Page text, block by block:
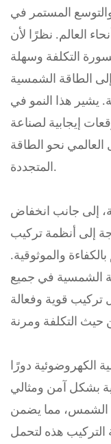
المستمر في
العالم. نظرًا لأن
التكلفة وسهلة
إلى الطاقة الشمسية
يشير هذا النمو في
إيجابية لصناعة
نحو الطاقة
المتجددة.
إلى جانب انخفاض
إلى أنظمة تركيب
والموثوقية.
الشمسية في جميع
تركيب قوية وفعالة
الكهروضوئية دورًا
بشكل آمن ومثالي
الشمس، مما يضمن
التركيب هذه لتحمل